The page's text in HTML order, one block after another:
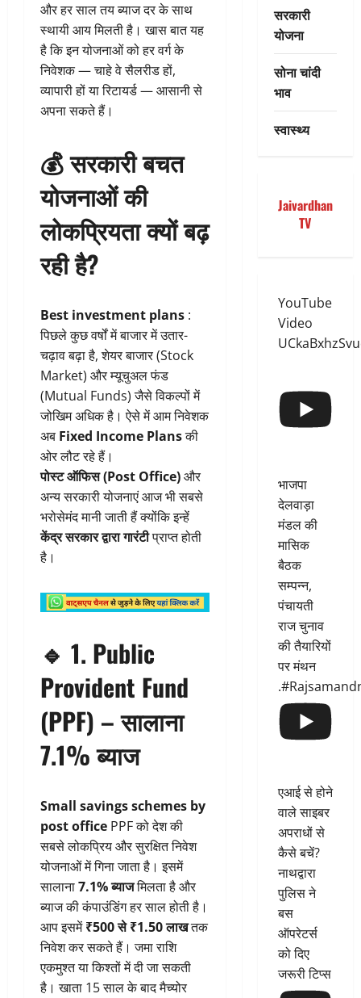
और हर साल तय ब्याज दर के साथ
स्थायी आय मिलती है। खास बात यह
है कि इन योजनाओं को हर वर्ग के
निवेशक — चाहे वे सैलरीड हों,
व्यापारी हों या रिटायर्ड — आसानी से
अपना सकते हैं।
💰सरकारी बचत
योजनाओं की
लोकप्रियता क्यों बढ़
रही है?
Best investment plans :
पिछले कुछ वर्षों में बाजार में उतार-
चढ़ाव बढ़ा है, शेयर बाजार (Stock
Market) और म्यूचुअल फंड
(Mutual Funds) जैसे विकल्पों में
जोखिम अधिक है। ऐसे में आम निवेशक
अब Fixed Income Plansकी
ओर लौट रहे हैं।
पोस्ट ऑफिस (Post Office)और
अन्य सरकारी योजनाएं आज भी सबसे
भरोसेमंद मानी जाती हैं क्योंकि इन्हें
केंद्र सरकार द्वारा गारंटीप्राप्त होती
है।
🔹 1. Public
Provident Fund
(PPF) – सालाना
7.1% ब्याज
Small savings schemes by
post office PPF को देश की
सबसे लोकप्रिय और सुरक्षित निवेश
योजनाओं में गिना जाता है। इसमें
सालाना7.1% ब्याजमिलता है और
ब्याज की कंपाउंडिंग हर साल होती है।
आप इसमें₹500 से ₹1.50 लाखतक
निवेश कर सकते हैं। जमा राशि
एकमुश्त या किश्तों में दी जा सकती
है। खाता 15 साल के बाद मैच्योर
सरकारी
योजना
सोना चांदी
भाव
स्वास्थ्य
Jaivardhan
TV
YouTube
Video
भाजपा
देलवाड़ा
मंडल की
मासिक
बैठक
सम्पन्न,
पंचायती
राज चुनाव
की तैयारियों
पर मंथन
एआई से होने
वाले साइबर
अपराधों से
कैसे बचें?
नाथद्वारा
पुलिस ने
बस
ऑपरेटर्स
को दिए
जरूरी टिप्स